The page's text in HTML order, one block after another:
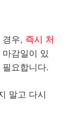
경우, 즉시 처
감일이 있
요합니다.
말고 다시